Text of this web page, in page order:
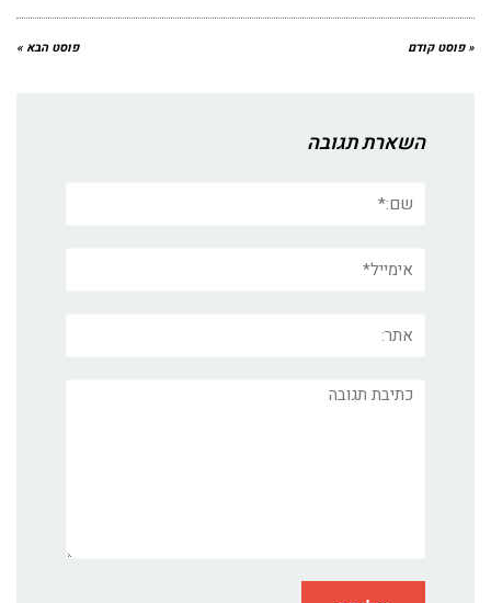
« פוסט קודם פוסט הבא »
השארת תגובה
תגובה